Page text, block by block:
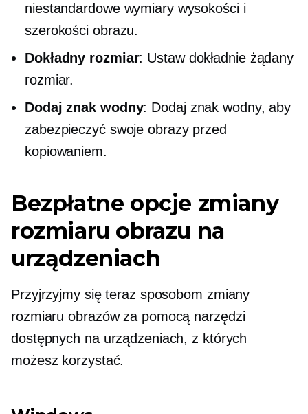
niestandardowe wymiary wysokości i
szerokości obrazu.
Dokładny rozmiar: Ustaw dokładnie żądany
rozmiar.
Dodaj znak wodny: Dodaj znak wodny, aby
zabezpieczyć swoje obrazy przed
kopiowaniem.
Bezpłatne opcje zmiany
rozmiaru obrazu na
urządzeniach
Przyjrzyjmy się teraz sposobom zmiany
rozmiaru obrazów za pomocą narzędzi
dostępnych na urządzeniach, z których
możesz korzystać.